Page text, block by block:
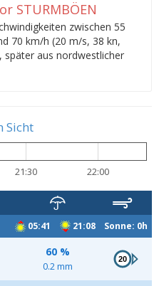
STURMBÖEN
zwischen 55
70 km/h (20 m/s, 38 kn,
später aus nordwestlicher
Sicht
21:30 22:00
05:41 21:08 Sonne: 0h
60 %
0.2 mm
20